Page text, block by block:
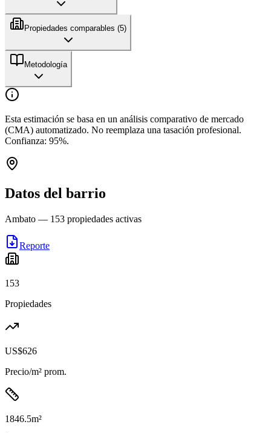
Propiedades comparables (5)
Metodología
Esta estimación se basa en un análisis comparativo de mercado
(CMA) automatizado. No reemplaza una tasación profesional.
Confianza: 95%.
Datos del barrio
Ambato — 153 propiedades activas
Reporte
153
Propiedades
US$626
Precio/m² prom.
1846.5m²